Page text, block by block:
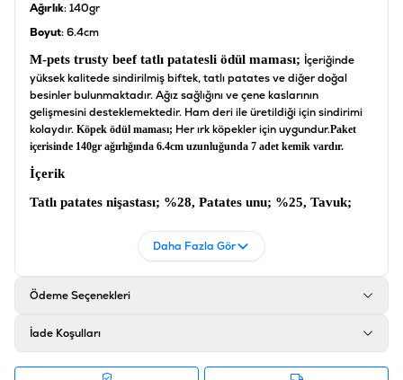
Ağırlık: 140gr
Boyut: 6.4cm
M-pets trusty beef tatlı patatesli ödül maması; İçeriğinde
yüksek kalitede sindirilmiş biftek, tatlı patates ve diğer doğal
besinler bulunmaktadır. Ağız sağlığını ve çene kaslarının
gelişmesini desteklemektedir. Ham deri ile üretildiği için sindirimi
kolaydır. Köpek ödül maması; Her ırk köpekler için uygundur.Paket
içerisinde 140gr ağırlığında 6.4cm uzunluğunda 7 adet kemik vardır.
İçerik
Tatlı patates nişastası; %28, Patates unu; %25, Tavuk;
%5, Jelatin; %5, Biberiye özü; %1, E vitamini; %1,
Manganez sülfat; %1, Kalsiyum karbonat; %1, Potasyum
sorbat; %0,5
Barkod
Daha Fazla Gör
Ödeme Seçenekleri
İade Koşulları